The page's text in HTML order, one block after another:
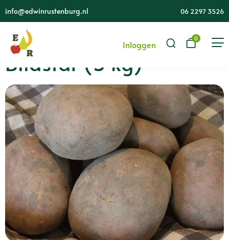
info@edwinrustenburg.nl 06 2297 3526
Inloggen
0
Bildstar (5 kg)